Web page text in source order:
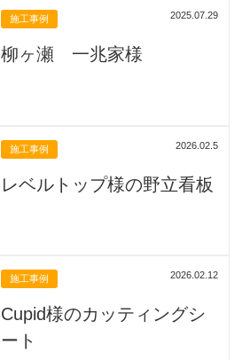
施工事例 2025.07.29
柳ヶ瀬 一兆家様
施工事例 2026.02.5
レベルトップ様の野立看板
施工事例 2026.02.12
Cupid様のカッティングシ
ート